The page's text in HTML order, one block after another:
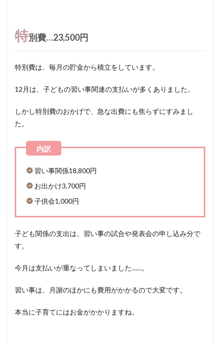
特別費…23,500円
特別費は、毎月の貯金から積立をしています。
12月は、子どもの習い事関連の支払いが多くありました。
しかし特別費のおかげで、急な出費にも焦らずにすみまし
た。
習い事関係18,800円
お出かけ3,700円
子供会1,000円
子ども関係の支出は、習い事の試合や発表会の申し込み分で
す。
今月は支払いが重なってしまいました……。
習い事は、月謝のほかにも費用がかかるので大変です。
本当に子育てにはお金がかかりますね。